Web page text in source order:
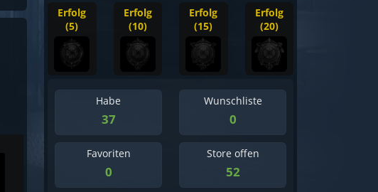
Erfolg
(5)
Erfolg
(10)
Erfolg
(15)
Erfolg
(20)
Habe
37
Wunschliste
0
Favoriten
0
Store offen
52